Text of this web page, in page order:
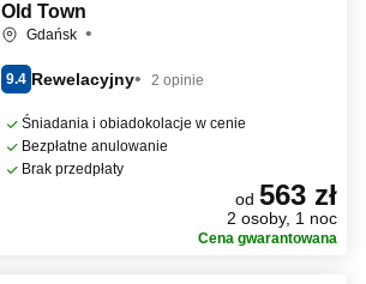
Old Town
Gdańsk
9.4 Rewelacyjny 2 opinie
Śniadania i obiadokolacje w cenie
Bezpłatne anulowanie
Brak przedpłaty
od 563 zł
2 osoby, 1 noc
Cena gwarantowana